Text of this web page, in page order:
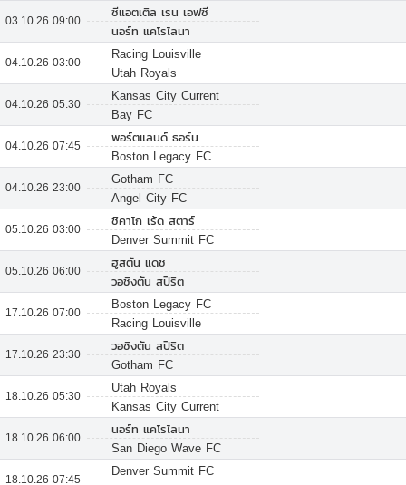
03.10.26 09:00
ซีแอตเติล เรน เอฟซี
นอร์ท แคโรไลนา
04.10.26 03:00
Racing Louisville
Utah Royals
04.10.26 05:30
Kansas City Current
Bay FC
04.10.26 07:45
พอร์ตแลนด์ ธอร์น
Boston Legacy FC
04.10.26 23:00
Gotham FC
Angel City FC
05.10.26 03:00
ชิคาโก เร้ด สตาร์
Denver Summit FC
05.10.26 06:00
ฮูสตัน แดช
วอชิงตัน สปิริต
17.10.26 07:00
Boston Legacy FC
Racing Louisville
17.10.26 23:30
วอชิงตัน สปิริต
Gotham FC
18.10.26 05:30
Utah Royals
Kansas City Current
18.10.26 06:00
นอร์ท แคโรไลนา
San Diego Wave FC
18.10.26 07:45
Denver Summit FC